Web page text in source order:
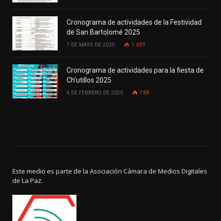
Cronograma de actividades de la Festividad
de San Bartolomé 2025
7 DE MAYO DE 2025 1.639
Cronograma de actividades para la fiesta de
Ch’utillos 2025
4 DE FEBRERO DE 2025 759
Este medio es parte de la Asociación Cámara de Medios Digitales
de La Paz.